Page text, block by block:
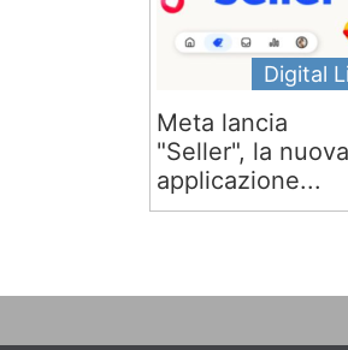
Digital
Meta lancia
"Seller", la nuova
applicazione...